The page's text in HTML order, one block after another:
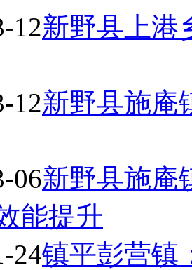
12新野县上港
12新野县施庵
06新野县施庵
能提升‌
24镇平彭营镇